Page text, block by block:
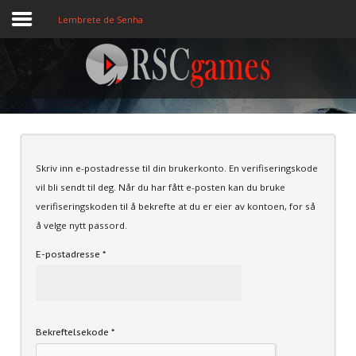
Registre-se
Home
Assine
Sobre
Esporte
Lembrete de Senha
Skriv inn e-postadresse til din brukerkonto. En verifiseringskode
vil bli sendt til deg. Når du har fått e-posten kan du bruke
verifiseringskoden til å bekrefte at du er eier av kontoen, for så
å velge nytt passord.
E-postadresse *
Bekreftelsekode *